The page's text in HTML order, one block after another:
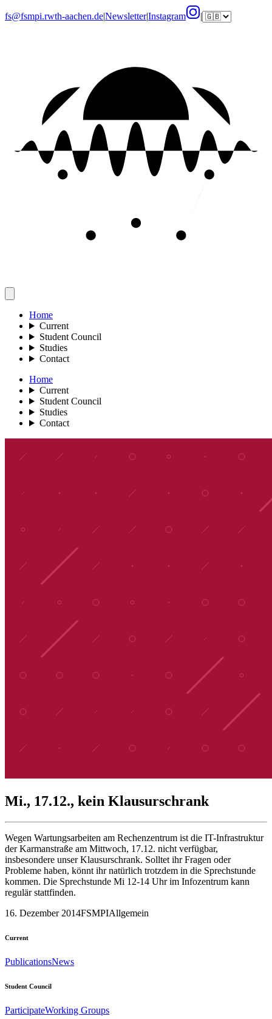
fs@fsmpi.rwth-aachen.de|Newsletter|Instagram |
Home
Current
Student Council
Studies
Contact
Home
Current
Student Council
Studies
Contact
Mi., 17.12., kein Klausurschrank
Wegen Wartungsarbeiten am Rechenzentrum ist die IT-Infrastruktur
der Karmanstraße am Mittwoch, 17.12. nicht verfügbar,
insbesondere unser Klausurschrank. Solltet ihr Fragen oder
Probleme haben, könnt ihr natürlich trotzdem in die Sprechstunde
kommen. Die Sprechstunde Mi 12-14 Uhr im Infozentrum kann
regulär stattfinden.
16. Dezember 2014FSMPIAllgemein
Current
PublicationsNews
Student Council
ParticipateWorking Groups